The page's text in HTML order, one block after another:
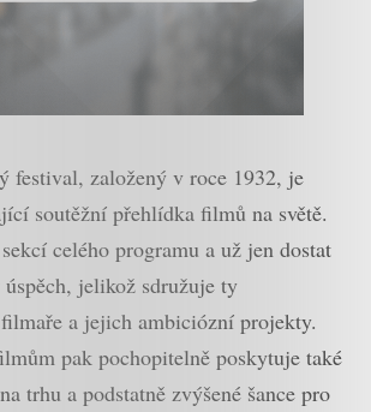
festival, založený v roce 1932, je
soutěžní přehlídka filmů na světě.
celého programu a už jen dostat
jelikož sdružuje ty
a jejich ambiciózní projekty.
pak pochopitelně poskytuje také
trhu a podstatně zvýšené šance pro